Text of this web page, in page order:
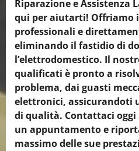
Riparazione e Assistenza
qui per aiutarti! Offriamo
professionali e
eliminando il fastidio di
l’elettrodomestico. Il
qualificati è pronto a
problema, dai guasti
elettronici, assicurandoti
di qualità. Contattaci oggi
un appuntamento e
massimo delle sue